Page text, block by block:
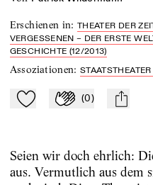
Erschienen in:THEATER DER
VERGESSENEN – DER ERSTE
GESCHICHTE (12/2013)
Assoziationen:
Zu Mein-TdZ hinzufügen
Applaudieren
(0) mail
Seien wir doch ehrlich:
aus. Vermutlich aus dem